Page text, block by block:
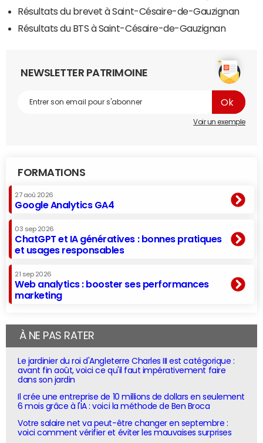
Résultats du brevet à Saint-Césaire-de-Gauzignan
Résultats du BTS à Saint-Césaire-de-Gauzignan
NEWSLETTER PATRIMOINE
Voir un exemple
FORMATIONS
27 aoû 2026
Google Analytics GA4
03 sep 2026
ChatGPT et IA génératives : bonnes pratiques
et usages responsables
21 sep 2026
Web analytics : booster ses performances
marketing
À NE PAS RATER
Le jardinier du roi d'Angleterre Charles III est catégorique :
avant fin août, voici ce qu'il faut impérativement faire
dans son jardin
Il crée une entreprise de 10 millions de dollars en seulement
6 mois grâce à l'IA : voici la méthode de Ben Broca
Votre salaire net va peut-être changer en septembre :
voici comment vérifier et éviter les mauvaises surprises